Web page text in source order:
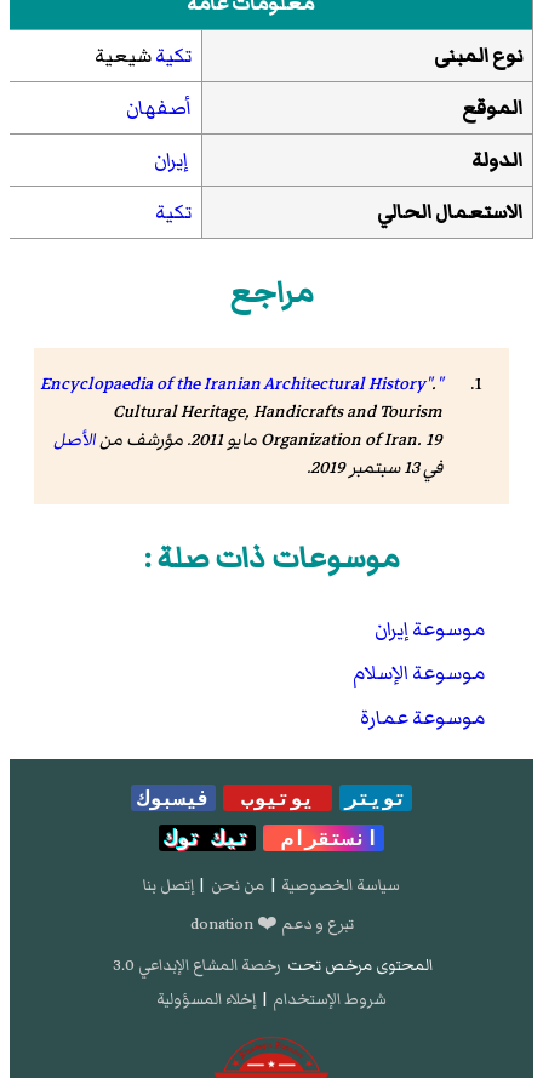
نوع المبنى
تكيةشيعية
الموقع
أصفهان
الدولة
إيران
الاستعمال الحالي
تكية
مراجع
"Encyclopaedia of the Iranian Architectural History"
.
Cultural Heritage, Handicrafts and Tourism
Organization of Iran. 19 مايو 2011. مؤرشف من
الأصل
في 13 سبتمبر 2019.
موسوعات ذات صلة :
موسوعة إيران
موسوعة الإسلام
موسوعة عمارة
تويتر يوتيوب
فيسبوك
انستقرام
تيك توك
سياسة الخصوصية | من نحن | إتصل بنا
تبرع و دعم ❤️ donation
المحتوى مرخص تحت رخصة المشاع الإبداعي 3.0
شروط الإستخدام | إخلاء المسؤولية